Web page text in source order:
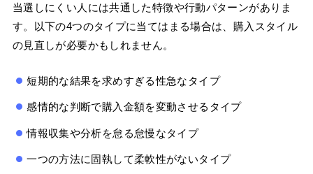
当選しにくい人には共通した特徴や行動パターンがありま
す。以下の4つのタイプに当てはまる場合は、購入スタイル
の見直しが必要かもしれません。
短期的な結果を求めすぎる性急なタイプ
感情的な判断で購入金額を変動させるタイプ
情報収集や分析を怠る怠慢なタイプ
一つの方法に固執して柔軟性がないタイプ